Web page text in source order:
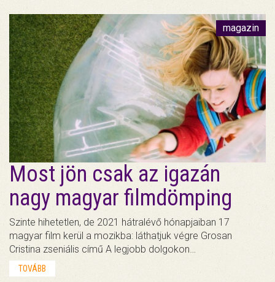
magazin
Most jön csak az igazán
nagy magyar filmdömping
Szinte hihetetlen, de 2021 hátralévő hónapjaiban 17
magyar film kerül a mozikba: láthatjuk végre Grosan
Cristina zseniális című A legjobb dolgokon…
TOVÁBB